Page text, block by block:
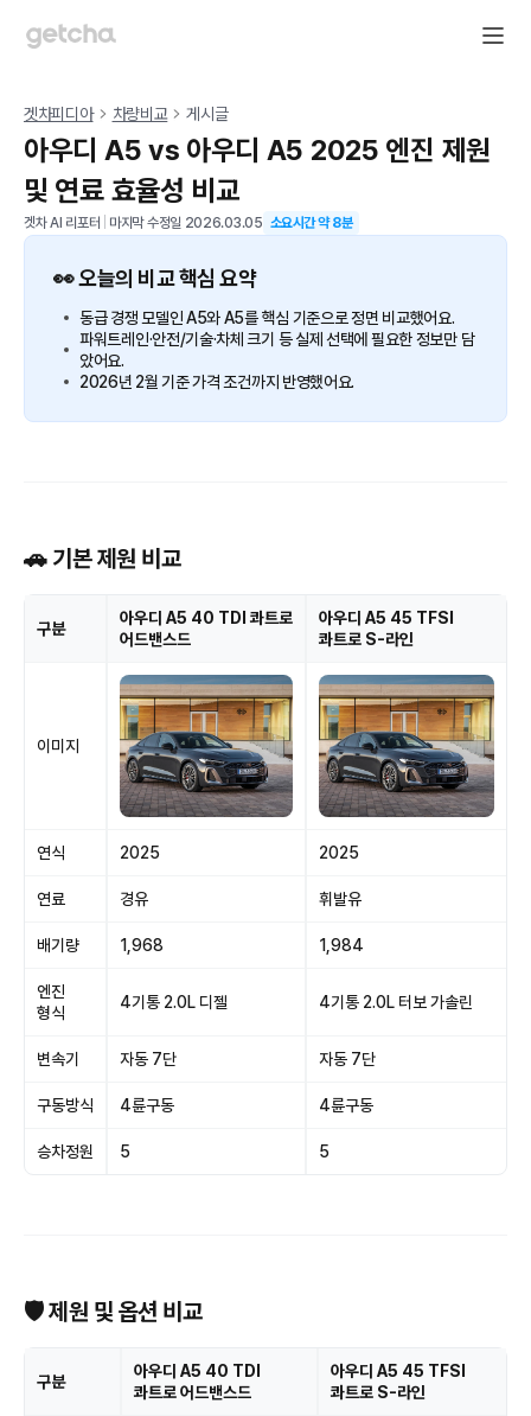
겟차피디아 차량비교 게시글
아우디 A5 vs 아우디 A5 2025 엔진 제원
및 연료 효율성 비교
겟차 AI 리포터 마지막 수정일 2026.03.05 소요시간 약8분
👀 오늘의 비교 핵심 요약
동급 경쟁 모델인 A5와 A5를 핵심 기준으로 정면 비교했어요.
파워트레인·안전/기술·차체 크기 등 실제 선택에 필요한 정보만 담
았어요.
2026년 2월 기준 가격 조건까지 반영했어요.
🚗 기본 제원 비교
구분
아우디 A5 40 TDI 콰트로
어드밴스드
아우디 A5 45 TFSI
콰트로 S-라인
이미지
연식 2025 2025
연료 경유 휘발유
배기량 1,968 1,984
엔진
형식
4기통 2.0L 디젤 4기통 2.0L 터보 가솔린
변속기 자동 7단 자동 7단
구동방식 4륜구동 4륜구동
승차정원 5 5
🛡 제원 및 옵션 비교
구분
아우디 A5 40 TDI
콰트로 어드밴스드
아우디 A5 45 TFSI
콰트로 S-라인